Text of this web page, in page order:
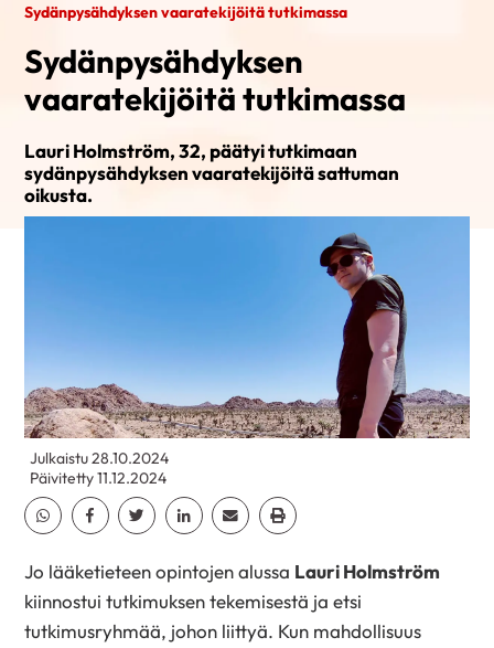
Sydänpysähdyksen vaaratekijöitä tutkimassa
Sydänpysähdyksen
vaaratekijöitä tutkimassa
Lauri Holmström, 32, päätyi tutkimaan
sydänpysähdyksen vaaratekijöitä sattuman
oikusta.
Julkaistu 28.10.2024
Päivitetty 11.12.2024
Jaa Whatsapp
Jaa Facebook
Jaa TwitterJaa Linkedin
Jaa EmailJaa Print
Jo lääketieteen opintojen alussa Lauri Holmström
kiinnostui tutkimuksen tekemisestä ja etsi
tutkimusryhmää, johon liittyä. Kun mahdollisuus